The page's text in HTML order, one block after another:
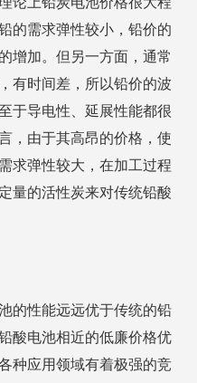
的需求弹性较小，铅价的
增加。但另一方面，通常
有时间差，所以铅价的波
于导电性、延展性能都很
，由于其高昂的价格，使
求弹性较大，在加工过程
量的活性炭来对传统铅酸
的性能远远优于传统的铅
酸电池相近的低廉价格优
种应用领域有着极强的竞